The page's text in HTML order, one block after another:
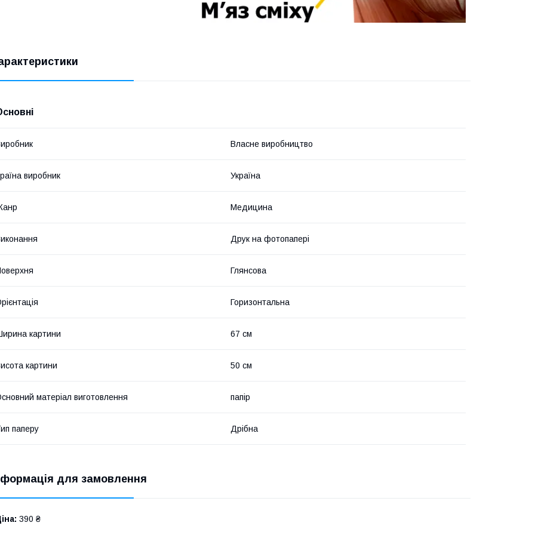
Власне виробництво
виробник Україна
Медицина
Друк на фотопапері
Глянсова
Горизонтальна
картини 67 см
картини 50 см
матеріал виготовлення папір
паперу Дрібна
для замовлення
390 ₴